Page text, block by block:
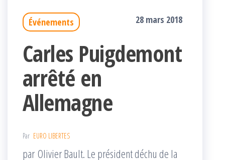
Événements 28 mars 2018
Carles Puigdemont
arrêté en
Allemagne
Par EURO LIBERTES
par Olivier Bault. Le président déchu de la